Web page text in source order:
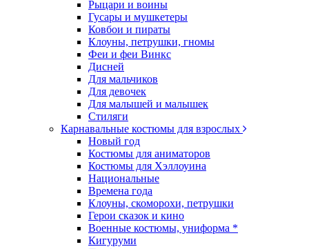
Рыцари и воины
Гусары и мушкетеры
Ковбои и пираты
Клоуны, петрушки, гномы
Феи и феи Винкс
Дисней
Для мальчиков
Для девочек
Для малышей и малышек
Стиляги
Карнавальные костюмы для взрослых
Новый год
Костюмы для аниматоров
Костюмы для Хэллоуина
Национальные
Времена года
Клоуны, скоморохи, петрушки
Герои сказок и кино
Военные костюмы, униформа *
Кигуруми